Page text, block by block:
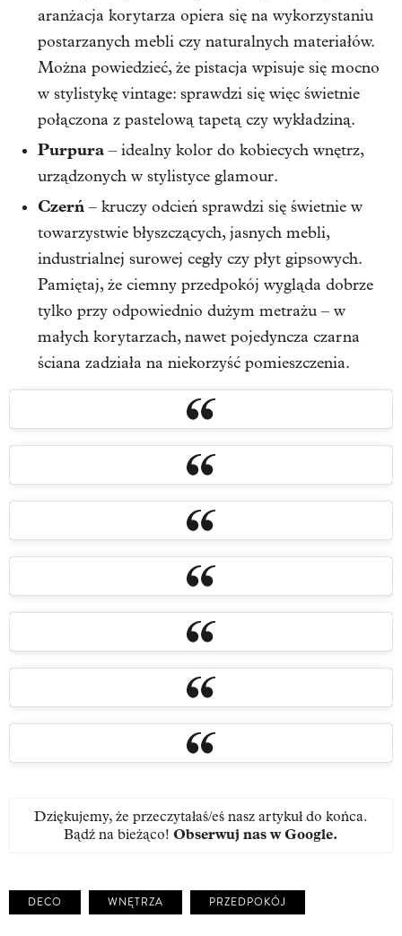
aranżacja korytarza opiera się na wykorzystaniu
postarzanych mebli czy naturalnych materiałów.
Można powiedzieć, że pistacja wpisuje się mocno
w stylistykę vintage: sprawdzi się więc świetnie
połączona z pastelową tapetą czy wykładziną.
Purpura – idealny kolor do kobiecych wnętrz,
urządzonych w stylistyce glamour.
Czerń – kruczy odcień sprawdzi się świetnie w
towarzystwie błyszczących, jasnych mebli,
industrialnej surowej cegły czy płyt gipsowych.
Pamiętaj, że ciemny przedpokój wygląda dobrze
tylko przy odpowiednio dużym metrażu – w
małych korytarzach, nawet pojedyncza czarna
ściana zadziała na niekorzyść pomieszczenia.
Dziękujemy, że przeczytałaś/eś nasz artykuł do końca.
Bądź na bieżąco! Obserwuj nas w Google.
DECO WNĘTRZA PRZEDPOKÓJ